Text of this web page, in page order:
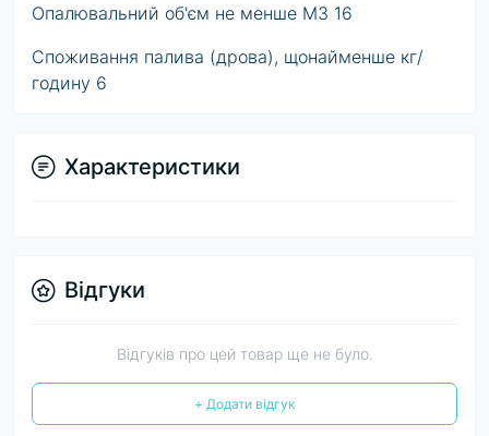
Опалювальний об'єм не менше М3 16
Споживання палива (дрова), щонайменше кг/
годину 6
Характеристики
Відгуки
Відгуків про цей товар ще не було.
+ Додати відгук